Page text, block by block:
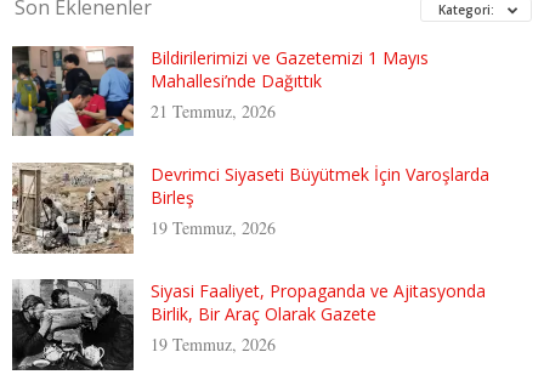
Son Eklenenler Kategori:
Bildirilerimizi ve Gazetemizi 1 Mayıs
Mahallesi’nde Dağıttık
21 Temmuz, 2026
Devrimci Siyaseti Büyütmek İçin Varoşlarda
Birleş
19 Temmuz, 2026
Siyasi Faaliyet, Propaganda ve Ajitasyonda
Birlik, Bir Araç Olarak Gazete
19 Temmuz, 2026